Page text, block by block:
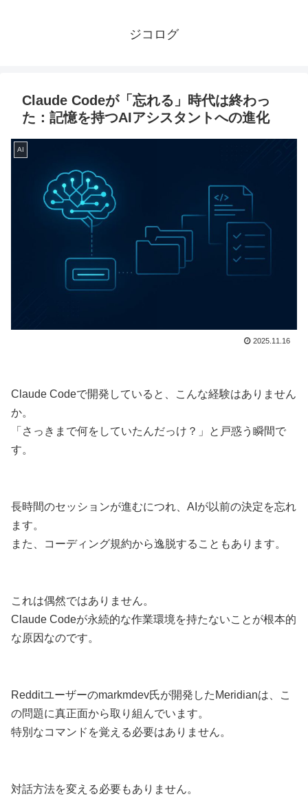
ジコログ
Claude Codeが「忘れる」時代は終わっ
た：記憶を持つAIアシスタントへの進化
AI
2025.11.16
Claude Codeで開発していると、こんな経験はありません
か。
「さっきまで何をしていたんだっけ？」と戸惑う瞬間で
す。
長時間のセッションが進むにつれ、AIが以前の決定を忘れ
ます。
また、コーディング規約から逸脱することもあります。
これは偶然ではありません。
Claude Codeが永続的な作業環境を持たないことが根本的
な原因なのです。
Redditユーザーのmarkmdev氏が開発したMeridianは、こ
の問題に真正面から取り組んでいます。
特別なコマンドを覚える必要はありません。
対話方法を変える必要もありません。